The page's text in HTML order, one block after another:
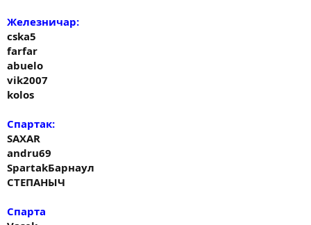
Железничар:
cska5
farfar
abuelo
vik2007
kolos
Спартак:
SAXAR
andru69
SpartakБарнаул
СТЕПАНЫЧ
Спарта